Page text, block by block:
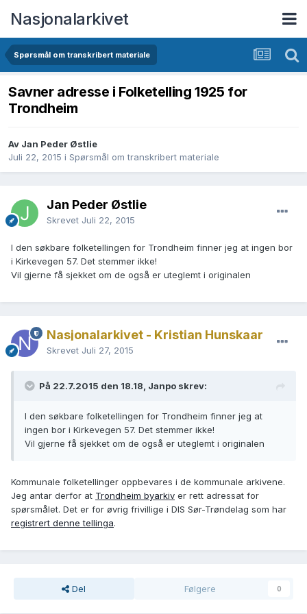
Nasjonalarkivet
Spørsmål om transkribert materiale
Savner adresse i Folketelling 1925 for
Trondheim
Av Jan Peder Østlie
Juli 22, 2015 i Spørsmål om transkribert materiale
Jan Peder Østlie
Skrevet Juli 22, 2015
I den søkbare folketellingen for Trondheim finner jeg at ingen bor
i Kirkevegen 57. Det stemmer ikke!
Vil gjerne få sjekket om de også er uteglemt i originalen
Nasjonalarkivet - Kristian Hunskaar
Skrevet Juli 27, 2015
På 22.7.2015 den 18.18, Janpo skrev:
I den søkbare folketellingen for Trondheim finner jeg at
ingen bor i Kirkevegen 57. Det stemmer ikke!
Vil gjerne få sjekket om de også er uteglemt i originalen
Kommunale folketellinger oppbevares i de kommunale arkivene.
Jeg antar derfor at Trondheim byarkiv er rett adressat for
spørsmålet. Det er for øvrig frivillige i DIS Sør-Trøndelag som har
registrert denne tellinga.
Del Følgere 0